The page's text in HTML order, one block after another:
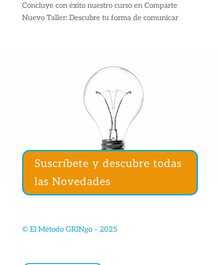
Concluye con éxito nuestro curso en Comparte
Nuevo Taller: Descubre tu forma de comunicar
Suscríbete y descubre todas
las Novedades
© El Método GRINgo – 2025